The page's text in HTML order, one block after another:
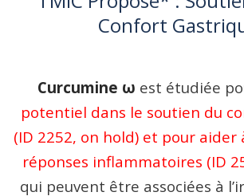
Confort
Curcumine ω est étudiée
potentiel dans le soutien du
(ID 2252, on hold) et pour aider
réponses inflammatoires (ID
qui peuvent être associées à